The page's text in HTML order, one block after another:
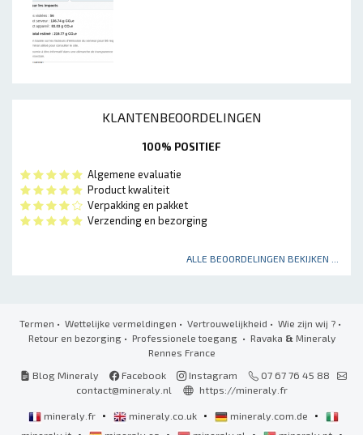
KLANTENBEOORDELINGEN
100% POSITIEF
Algemene evaluatie
Product kwaliteit
Verpakking en pakket
Verzending en bezorging
ALLE BEOORDELINGEN BEKIJKEN ...
Termen • Wettelijke vermeldingen • Vertrouwelijkheid • Wie zijn wij ? •
Retour en bezorging• Professionele toegang • Ravaka & Mineraly
Rennes France
Blog Mineraly
Facebook Instagram
07 67 76 45 88
contact@mineraly.nl
https://mineraly.fr
mineraly.fr • mineraly.co.uk • mineraly.com.de •